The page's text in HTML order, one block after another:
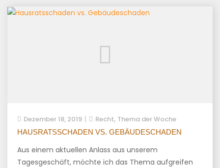
Dezember 18, 2019 Recht, Thema der Woche
HAUSRATSSCHADEN VS. GEBÄUDESCHADEN
Aus einem aktuellen Anlass aus unserem
Tagesgeschäft, möchte ich das Thema aufgreifen